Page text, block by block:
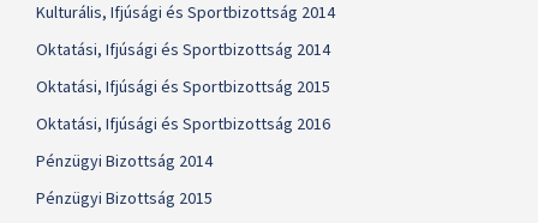
Kulturális, Ifjúsági és Sportbizottság 2014
Oktatási, Ifjúsági és Sportbizottság 2014
Oktatási, Ifjúsági és Sportbizottság 2015
Oktatási, Ifjúsági és Sportbizottság 2016
Pénzügyi Bizottság 2014
Pénzügyi Bizottság 2015